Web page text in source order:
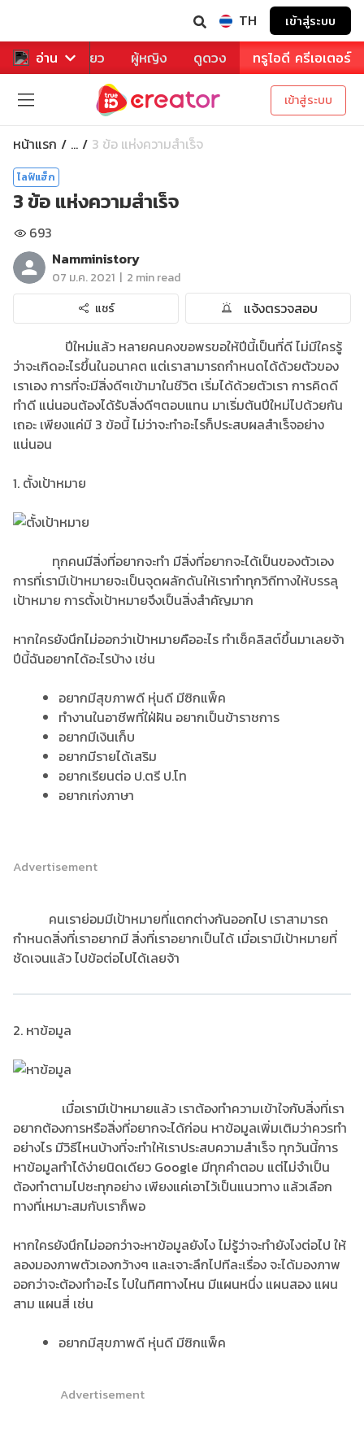
TH เข้าสู่ระบบ
อ่าน
หาร ท่องเที่ยว ผู้หญิง ดูดวง ทรูไอดี ครีเอเตอร์
เข้าสู่ระบบ
หน้าแรก ... 3 ข้อ แห่งความสำเร็จ
ไลฟ์แฮ็ก
3 ข้อ แห่งความสำเร็จ
693
Namministory
07 ม.ค. 2021 | 2 min read
แชร์
แจ้งตรวจสอบ
ปีใหม่แล้ว หลายคนคงขอพรขอให้ปีนี้เป็นที่ดี ไม่มีใครรู้
ว่าจะเกิดอะไรขึ้นในอนาคต แต่เราสามารถกำหนดได้ด้วยตัวของ
เราเอง การที่จะมีสิ่งดีๆเข้ามาในชีวิต เริ่มได้ด้วยตัวเรา การคิดดี
ทำดี แน่นอนต้องได้รับสิ่งดีๆตอบแทน มาเริ่มต้นปีใหม่ไปด้วยกัน
เถอะ เพียงแค่มี 3 ข้อนี้ ไม่ว่าจะทำอะไรก็ประสบผลสำเร็จอย่าง
แน่นอน
1. ตั้งเป้าหมาย
ทุกคนมีสิ่งที่อยากจะทำ มีสิ่งที่อยากจะได้เป็นของตัวเอง
การที่เรามีเป้าหมายจะเป็นจุดผลักดันให้เราทำทุกวิถีทางให้บรรลุ
เป้าหมาย การตั้งเป้าหมายจึงเป็นสิ่งสำคัญมาก
หากใครยังนึกไม่ออกว่าเป้าหมายคืออะไร ทำเช็คลิสต์ขึ้นมาเลยจ้า
ปีนี้ฉันอยากได้อะไรบ้าง เช่น
อยากมีสุขภาพดี หุ่นดี มีซิกแพ็ค
ทำงานในอาชีพที่ใฝ่ฝัน อยากเป็นข้าราชการ
อยากมีเงินเก็บ
อยากมีรายได้เสริม
อยากเรียนต่อ ป.ตรี ป.โท
อยากเก่งภาษา
Advertisement
คนเราย่อมมีเป้าหมายที่แตกต่างกันออกไป เราสามารถ
กำหนดสิ่งที่เราอยากมี สิ่งที่เราอยากเป็นได้ เมื่อเรามีเป้าหมายที่
ชัดเจนแล้ว ไปข้อต่อไปได้เลยจ้า
2. หาข้อมูล
เมื่อเรามีเป้าหมายแล้ว เราต้องทำความเข้าใจกับสิ่งที่เรา
อยากต้องการหรือสิ่งที่อยากจะได้ก่อน หาข้อมูลเพิ่มเติมว่าควรทำ
อย่างไร มีวิธีไหนบ้างที่จะทำให้เราประสบความสำเร็จ ทุกวันนี้การ
หาข้อมูลทำได้ง่ายนิดเดียว Google มีทุกคำตอบ แต่ไม่จำเป็น
ต้องทำตามไปซะทุกอย่าง เพียงแค่เอาไว้เป็นแนวทาง แล้วเลือก
ทางที่เหมาะสมกับเราก็พอ
หากใครยังนึกไม่ออกว่าจะหาข้อมูลยังไง ไม่รู้ว่าจะทำยังไงต่อไป ให้
ลองมองภาพตัวเองกว้างๆ และเจาะลึกไปทีละเรื่อง จะได้มองภาพ
ออกว่าจะต้องทำอะไร ไปในทิศทางไหน มีแผนหนึ่ง แผนสอง แผน
สาม แผนสี่ เช่น
อยากมีสุขภาพดี หุ่นดี มีซิกแพ็ค
Advertisement